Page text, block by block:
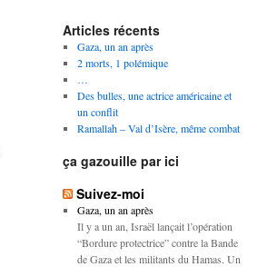
Articles récents
Gaza, un an après
2 morts, 1 polémique
…
Des bulles, une actrice américaine et
un conflit
Ramallah – Val d’Isère, même combat
ça gazouille par ici
Suivez-moi
Gaza, un an après
Il y a un an, Israël lançait l’opération
“Bordure protectrice” contre la Bande
de Gaza et les militants du Hamas. Un